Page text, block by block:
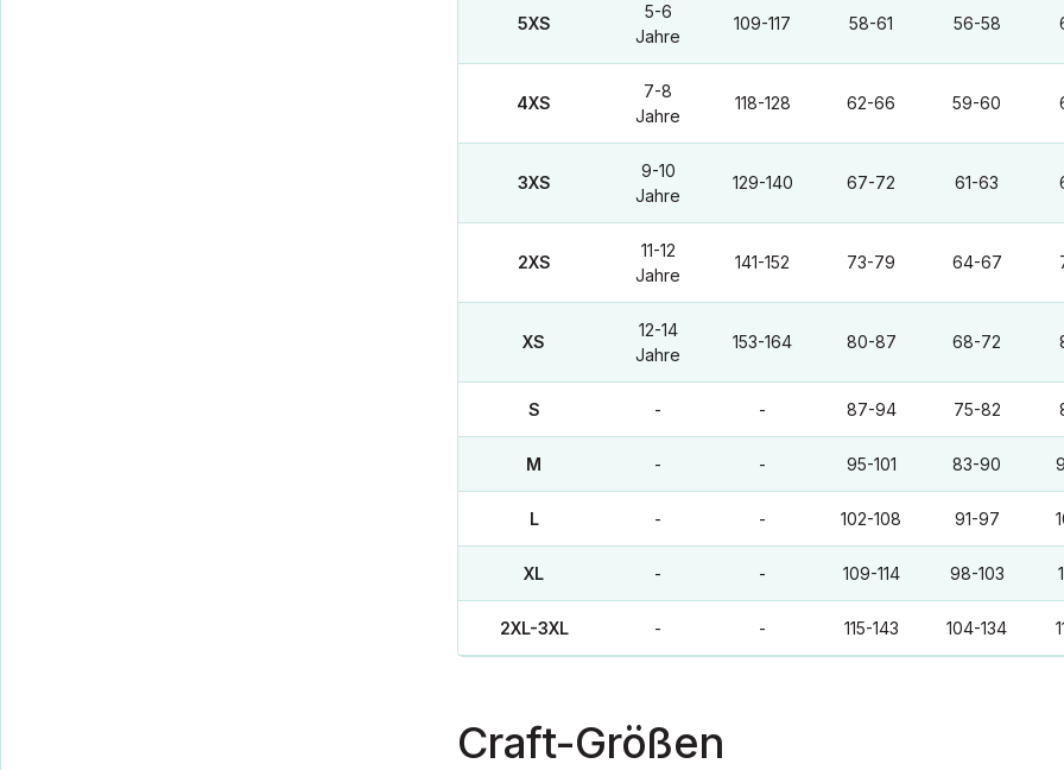
5XS
5-6
Jahre
109-117 58-61 56-58
4XS
7-8
Jahre
118-128 62-66 59-60
3XS
9-10
Jahre
129-140 67-72 61-63
2XS
11-12
Jahre
141-152 73-79 64-67
XS
12-14
Jahre
153-164 80-87 68-72
S - - 87-94 75-82
M - - 95-101 83-90
L - - 102-108 91-97
XL - - 109-114 98-103
2XL-3XL - - 115-143 104-134
Craft-Größen